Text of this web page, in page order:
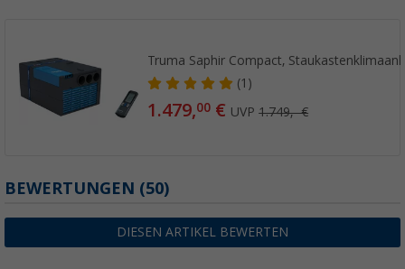
Truma Saphir Compact,
(1)
1.479,00 € UVP1.749,- €
BEWERTUNGEN (50)
DIESEN ARTIKEL BEWERTEN